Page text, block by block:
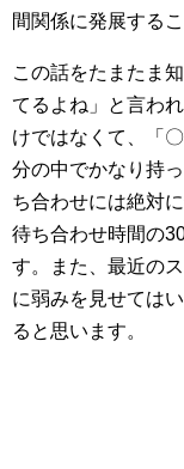
間関係に発展する
この話をたまたま
てるよね」と言わ
けではなくて、「
分の中でかなり持
ち合わせには絶対
待ち合わせ時間の
す。また、最近の
に弱みを見せては
ると思います。